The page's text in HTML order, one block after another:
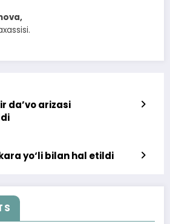
da’vo arizasi
yo‘li bilan hal etildi